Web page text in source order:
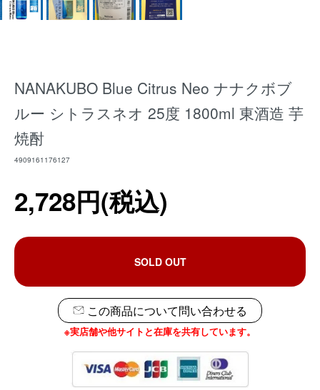
NANAKUBO Blue Citrus Neo ナナクボブ
ルー シトラスネオ 25度 1800ml 東酒造 芋
焼酎
4909161176127
2,728円(税込)
SOLD OUT
この商品について問い合わせる
※実店舗や他サイトと在庫を共有しています。